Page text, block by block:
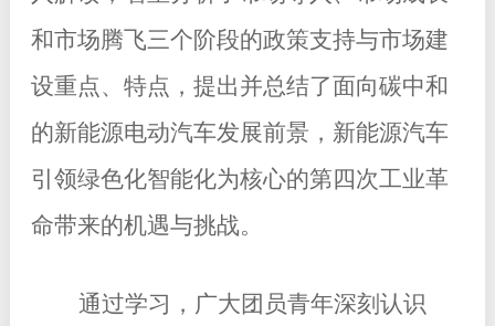
和市场腾飞三个阶段的政策支持与市场建
设重点、特点，提出并总结了面向碳中和
的新能源电动汽车发展前景，新能源汽车
引领绿色化智能化为核心的第四次工业革
命带来的机遇与挑战。
通过学习，广大团员青年深刻认识